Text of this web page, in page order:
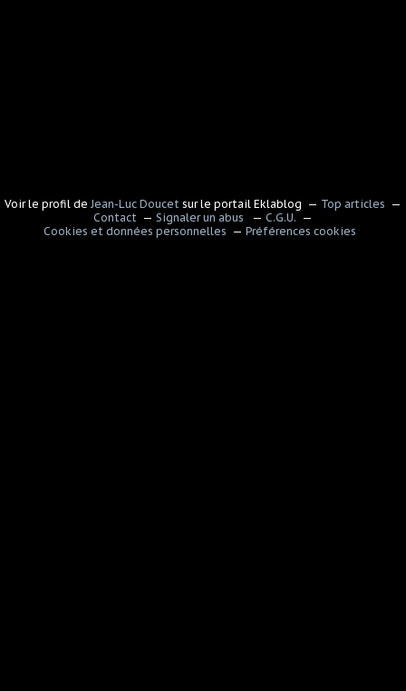
Voir le profil de Jean-Luc Doucet sur le portail Eklablog
Top articles
Contact
Signaler un abus
C.G.U.
Cookies et données personnelles
Préférences cookies